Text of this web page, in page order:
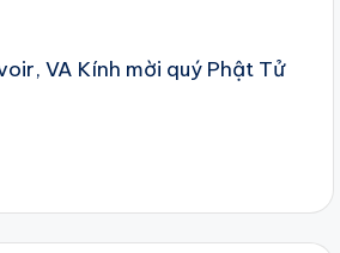
VA Kính mời quý Phật Tử